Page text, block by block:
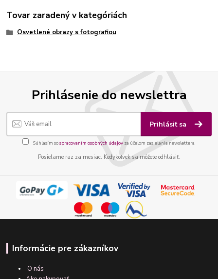
Tovar zaradený v kategóriách
Osvetlené obrazy s fotografiou
Prihlásenie do newslettra
Prihlásiť sa
Súhlasím sospracovaním osobných údajov za účelom zasielania newslettera.
Posielame raz za mesiac. Kedykoľvek sa môžete odhlásiť.
Informácie pre zákazníkov
O nás